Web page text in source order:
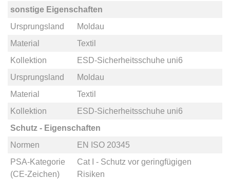
sonstige Eigenschaften
Ursprungsland
Moldau
Material
Textil
Kollektion
ESD-Sicherheitsschuhe uni6
Ursprungsland
Moldau
Material
Textil
Kollektion
ESD-Sicherheitsschuhe uni6
Schutz - Eigenschaften
Normen
EN ISO 20345
PSA-Kategorie
(CE-Zeichen)
Cat I - Schutz vor geringfügigen
Risiken